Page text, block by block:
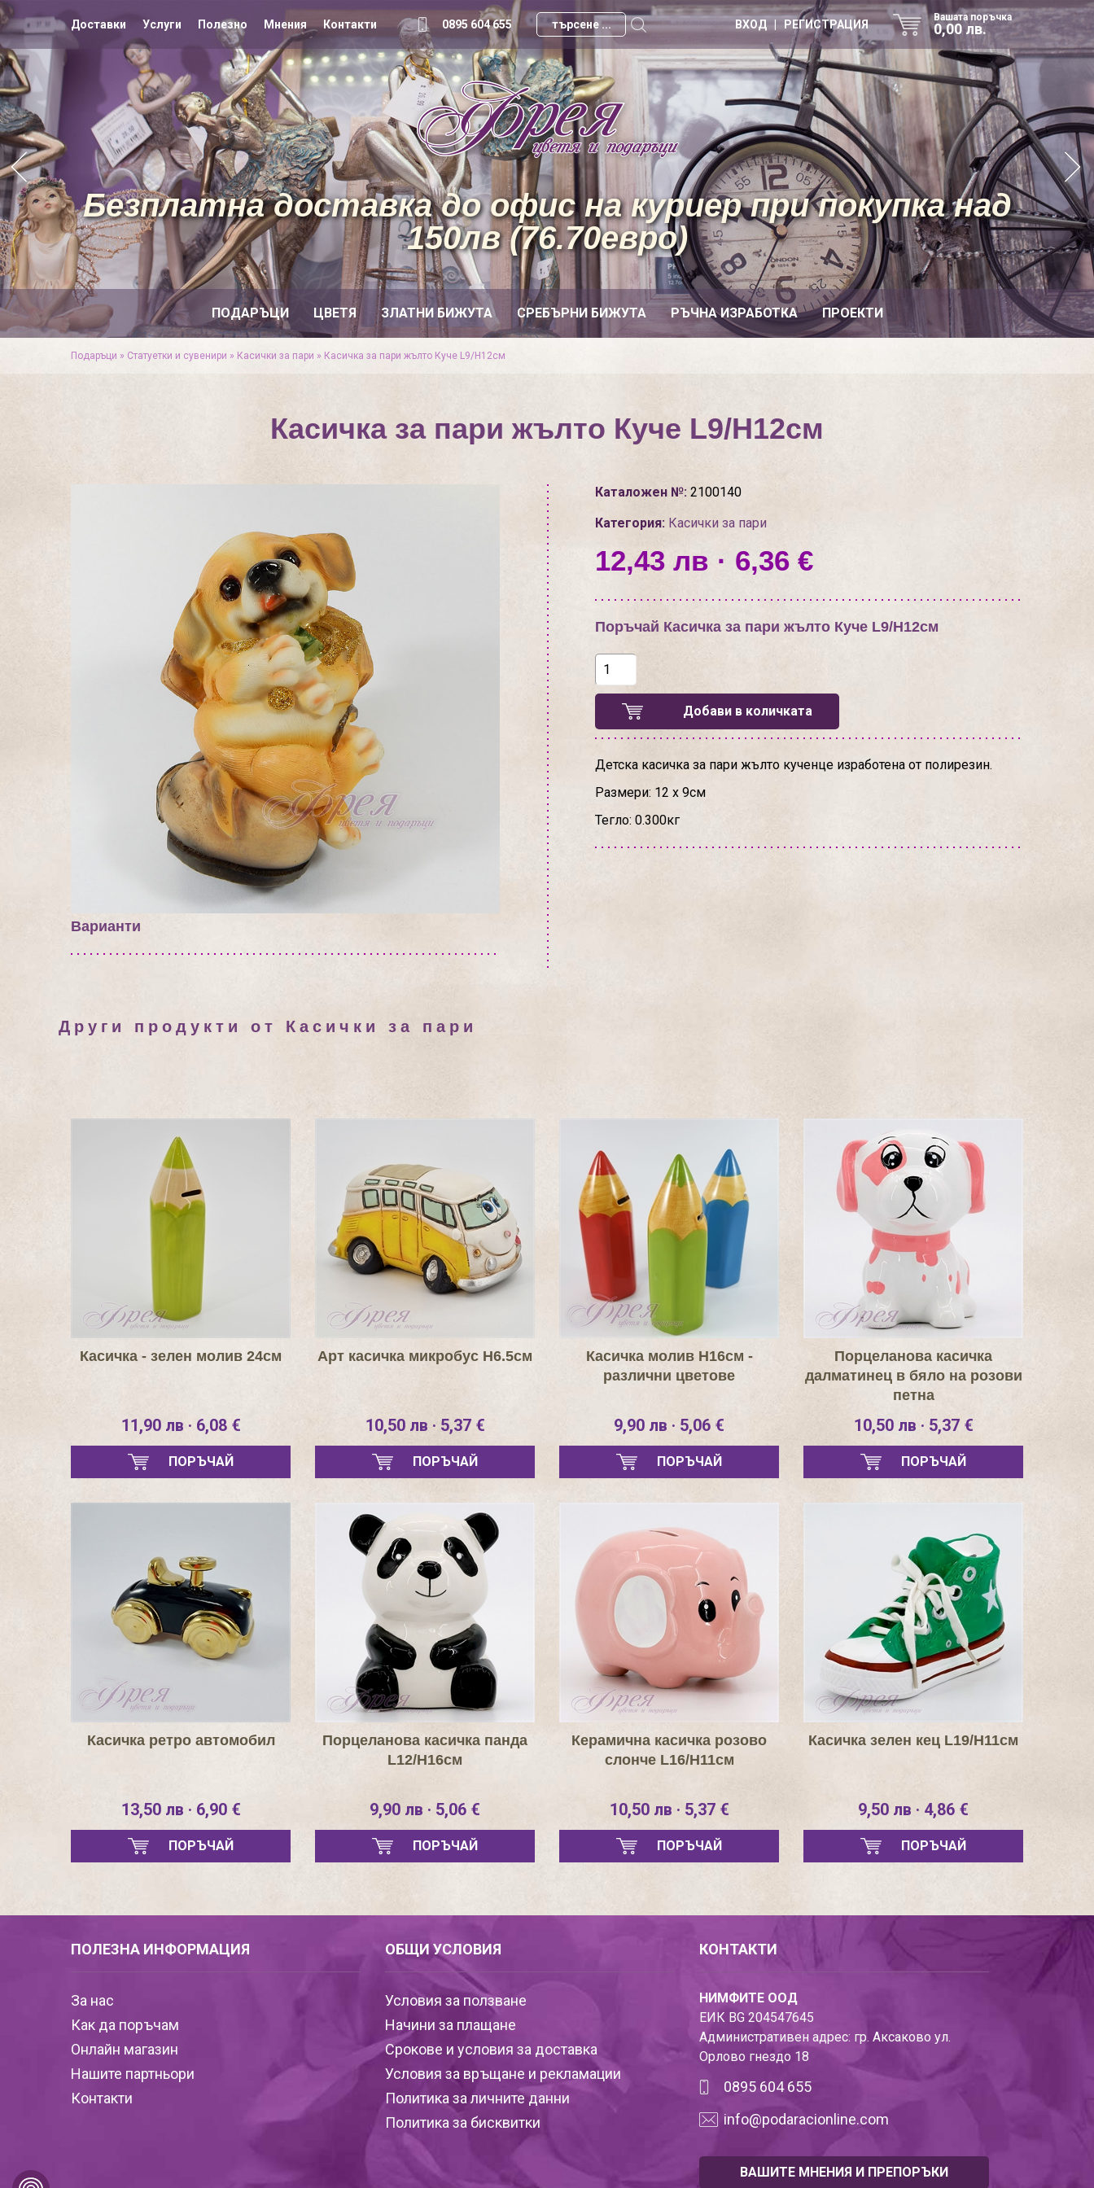
Доставки Услуги Полезно Мнения Контакти 0895 604 655
Вашата поръчка
0,00 лв.
ВХОД | РЕГИСТРАЦИЯ
ПОДАРЪЦИ ЦВЕТЯ ЗЛАТНИ БИЖУТА СРЕБЪРНИ БИЖУТА РЪЧНА ИЗРАБОТКА ПРОЕКТИ
Безплатна доставка до офис на куриер при покупка над
150лв (76.70евро)
Подаръци » Статуетки и сувенири » Касички за пари » Касичка за пари жълто Куче L9/H12см
Касичка за пари жълто Куче L9/H12см
Варианти
Каталожен №:2100140
Категория: Касички за пари
12,43 лв · 6,36 €
Поръчай Касичка за пари жълто Куче L9/H12см
Добави в количката
Детска касичка за пари жълто кученце изработена от полирезин.
Размери: 12 х 9см
Тегло: 0.300кг
Други продукти от Касички за пари
Касичка - зелен молив 24см
11,90 лв · 6,08 €
ПОРЪЧАЙ
Арт касичка микробус Н6.5см
10,50 лв · 5,37 €
ПОРЪЧАЙ
Касичка молив Н16см -
различни цветове
9,90 лв · 5,06 €
ПОРЪЧАЙ
Порцеланова касичка
далматинец в бяло на розови
петна
10,50 лв · 5,37 €
ПОРЪЧАЙ
Касичка ретро автомобил
13,50 лв · 6,90 €
ПОРЪЧАЙ
Порцеланова касичка панда
L12/H16см
9,90 лв · 5,06 €
ПОРЪЧАЙ
Керамична касичка розово
слонче L16/H11см
10,50 лв · 5,37 €
ПОРЪЧАЙ
Касичка зелен кец L19/H11см
9,50 лв · 4,86 €
ПОРЪЧАЙ
ПОЛЕЗНА ИНФОРМАЦИЯ
За нас
Как да поръчам
Онлайн магазин
Нашите партньори
Контакти
ОБЩИ УСЛОВИЯ
Условия за ползване
Начини за плащане
Срокове и условия за доставка
Условия за връщане и рекламации
Политика за личните данни
Политика за бисквитки
КОНТАКТИ
НИМФИТЕ ООД
ЕИК BG 204547645
Административен адрес: гр. Аксаково ул.
Орлово гнездо 18
0895 604 655
info@podaracionline.com
ВАШИТЕ МНЕНИЯ И ПРЕПОРЪКИ